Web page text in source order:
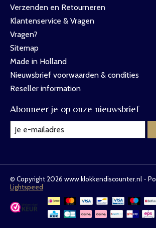
Verzenden en Retourneren
Klantenservice & Vragen
Vragen?
Sitemap
Made in Holland
Nieuwsbrief voorwaarden & condities
Reseller information
Abonneer je op onze nieuwsbrief
© Copyright 2026 www.klokkendiscounter.nl -
Lightspeed